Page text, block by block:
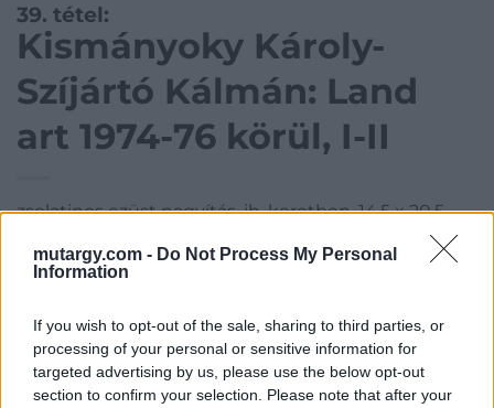
mutargy.com - Do Not Process My Personal
Information
If you wish to opt-out of the sale, sharing to third parties, or
processing of your personal or sensitive information for
targeted advertising by us, please use the below opt-out
section to confirm your selection. Please note that after your
39. tétel:
Kismányoky Károly-
Szíjártó Kálmán: Land
art 1974-76 körül, I-II
zselatinos ezüst nagyítás, jh, keretben, 14,5 x 20,5
Kategória:Fotó
Aukció adatai
Aukció neve:270.aukció - festmény, grafika, műtárgy